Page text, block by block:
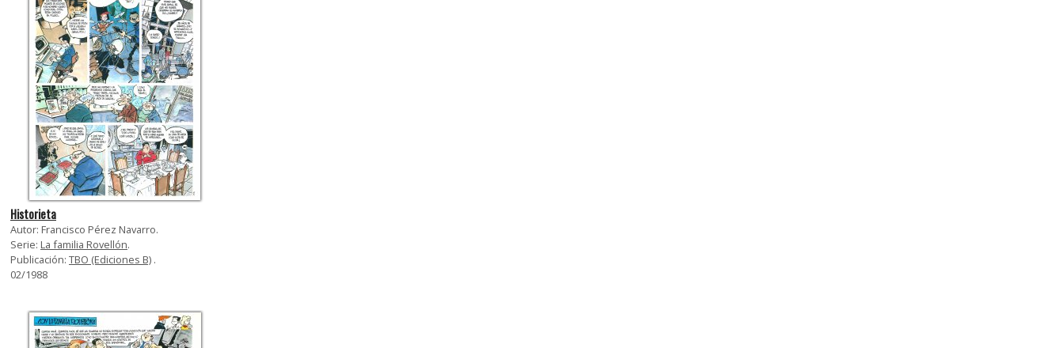
Historieta
Autor: Francisco Pérez Navarro.
Serie: La familia Rovellón.
Publicación: TBO (Ediciones B) .
02/1988